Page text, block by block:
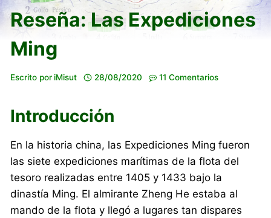
Reseña: Las Expediciones
Ming
Escrito por iMisut 28/08/2020 11 Comentarios
Introducción
En la historia china, las Expediciones Ming fueron
las siete expediciones marítimas de la flota del
tesoro realizadas entre 1405 y 1433 bajo la
dinastía Ming. El almirante Zheng He estaba al
mando de la flota y llegó a lugares tan dispares